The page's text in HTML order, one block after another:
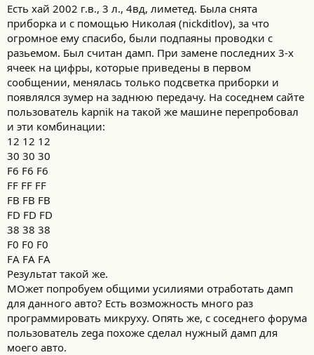
Есть хай 2002 г.в., 3 л., 4вд, лиметед. Была снята
приборка и с помощью Николая (nickditlov), за что
огромное ему спасибо, были подпаяны проводки с
разьемом. Был считан дамп. При замене последних 3-х
ячеек на цифры, которые приведены в первом
сообщении, менялась только подсветка приборки и
появлялся зумер на заднюю передачу. На соседнем сайте
пользователь kapnik на такой же машине перепробовал
и эти комбинации:
12 12 12
30 30 30
F6 F6 F6
FF FF FF
FB FB FB
FD FD FD
38 38 38
F0 F0 F0
FA FA FA
Результат такой же.
МОжет попробуем общими усилиями отработать дамп
для данного авто? Есть возможность много раз
программировать микруху. Опять же, с соседнего форума
пользователь zega похоже сделал нужный дамп для
моего авто.